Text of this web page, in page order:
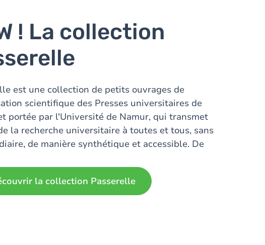
! La collection
est une collection de petits ouvrages de
scientifique des Presses universitaires de
portée par l'Université de Namur, qui transmet
la recherche universitaire à toutes et tous, sans
de manière synthétique et accessible. De
la collection Passerelle